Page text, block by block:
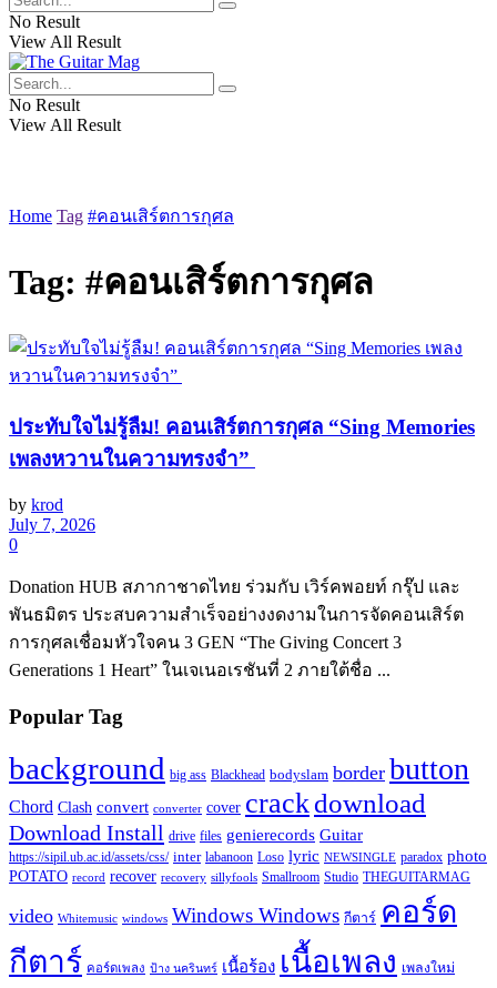
No Result
View All Result
No Result
View All Result
Home Tag #คอนเสิร์ตการกุศล
Tag: #คอนเสิร์ตการกุศล
ประทับใจไม่รู้ลืม! คอนเสิร์ตการกุศล “Sing Memories
เพลงหวานในความทรงจำ”
by krod
July 7, 2026
0
Donation HUB สภากาชาดไทย ร่วมกับ เวิร์คพอยท์ กรุ๊ป และ
พันธมิตร ประสบความสำเร็จอย่างงดงามในการจัดคอนเสิร์ต
การกุศลเชื่อมหัวใจคน 3 GEN “The Giving Concert 3
Generations 1 Heart” ในเจเนอเรชันที่ 2 ภายใต้ชื่อ ...
Popular Tag
background big ass Blackhead bodyslam border button
Chord Clash convert converter cover crackdownload
Download Install drive files genierecords Guitar
https://sipil.ub.ac.id/assets/css/ inter labanoon Loso lyric NEWSINGLE paradox photo
POTATO record recover recovery sillyfools Smallroom Studio THEGUITARMAG
video Whitemusic windows Windows Windows กีตาร์ คอร์ด
กีตาร์ คอร์ดเพลง ป้าง นครินทร์ เนื้อร้อง เนื้อเพลง เพลงใหม่